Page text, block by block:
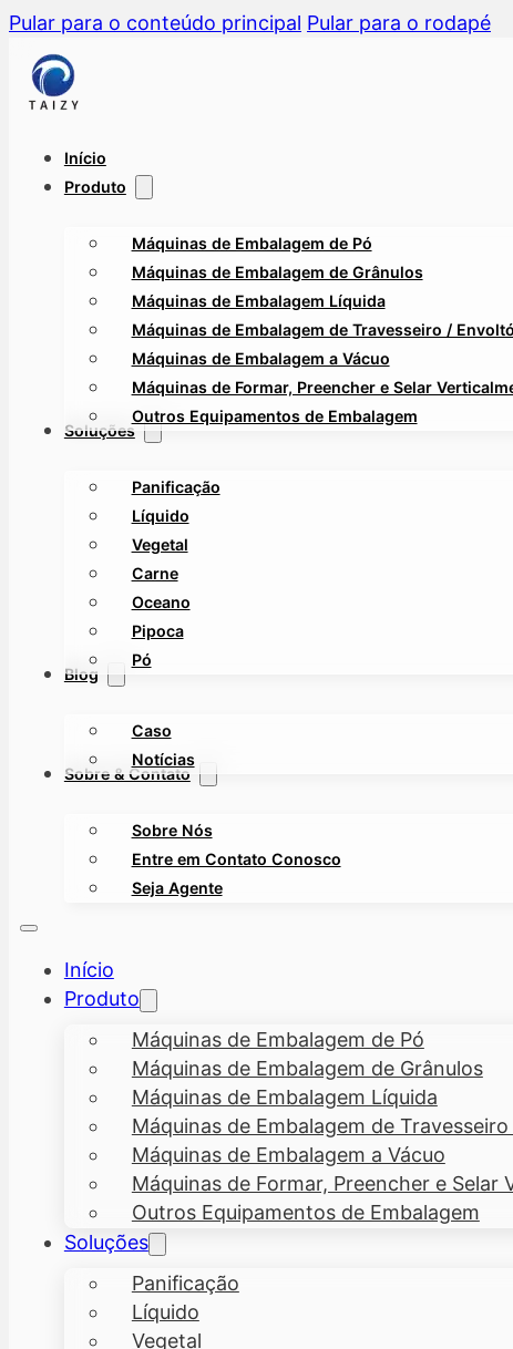
Pular para o conteúdo principal Pular para o rodapé
Início
Produto
Máquinas de Embalagem de Pó
Máquinas de Embalagem de Grânulos
Máquinas de Embalagem Líquida
Máquinas de Embalagem de Travesseiro /
Máquinas de Embalagem a Vácuo
Máquinas de Formar, Preencher e Selar
Outros Equipamentos de Embalagem
Soluções
Panificação
Líquido
Vegetal
Carne
Oceano
Pipoca
Pó
Blog
Caso
Notícias
Sobre & Contato
Sobre Nós
Entre em Contato Conosco
Seja Agente
Início
Produto
Máquinas de Embalagem de Pó
Máquinas de Embalagem de Grânulos
Máquinas de Embalagem Líquida
Máquinas de Embalagem de
Máquinas de Embalagem a Vácuo
Máquinas de Formar, Preencher e Selar
Outros Equipamentos de Embalagem
Soluções
Panificação
Líquido
Vegetal